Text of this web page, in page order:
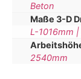
Beton
Maße 3-D
L-1016mm
2540mm